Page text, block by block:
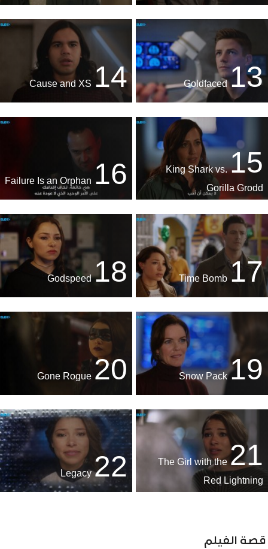
13
Goldfaced
14
15
King Shark vs.
Gorilla Grodd
16
17
18
Godspeed
19
Snow Pack
20
21
The Girl with the
Red Lightning
22
Legacy
قصة الفيلم